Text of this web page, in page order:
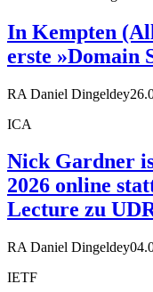
In Kempten
erste »Domain
RA Daniel Dingeldey
ICA
Nick Gardner
2026 online
Lecture zu
RA Daniel Dingeldey
IETF